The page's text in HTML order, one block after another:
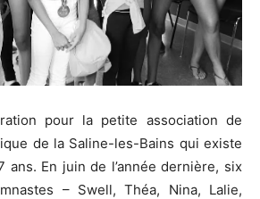
pour la petite association de
de la Saline-les-Bains qui existe
ans. En juin de l’année dernière, six
– Swell, Théa, Nina, Lalie,